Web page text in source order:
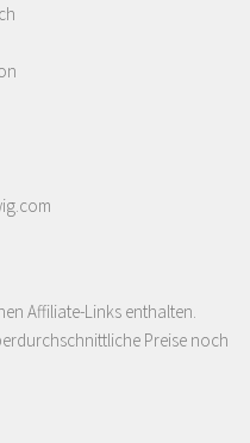
Affiliate-Links enthalten.
Preise noch